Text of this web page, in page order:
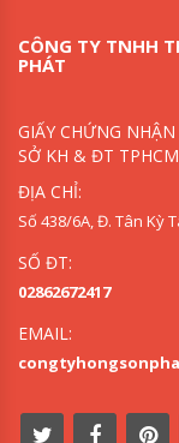
CÔNG TY TNHH
PHÁT
GIẤY CHỨNG
SỞ KH & ĐT
ĐỊA CHỈ:
Số 438/6A, Đ. Tân Kỳ
SỐ ĐT:
02862672417
EMAIL: